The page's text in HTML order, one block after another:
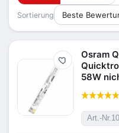
Sortierung
Merken
Osram
58W
Art.-Nr.